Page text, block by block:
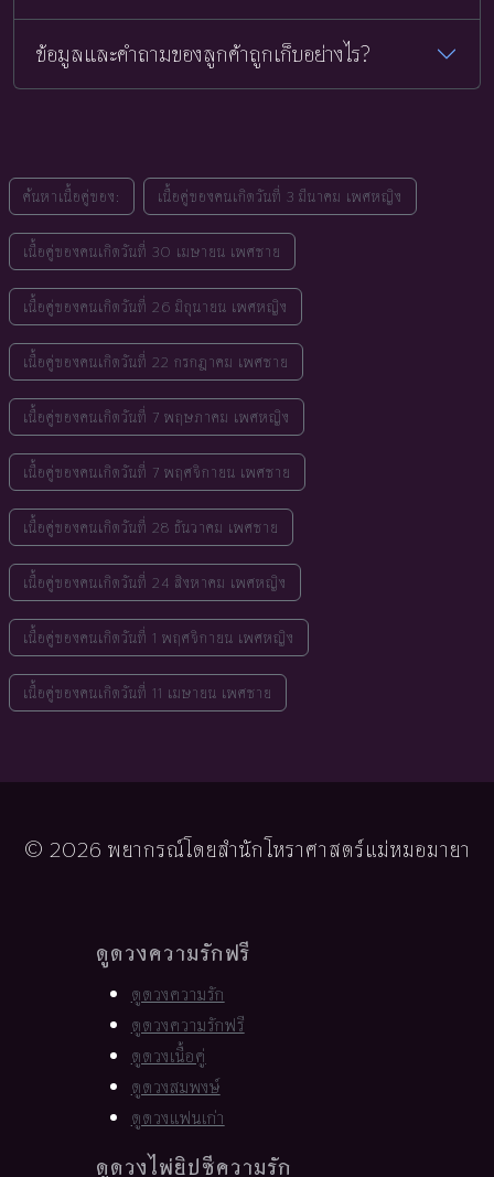
ข้อมูลและคำถามของลูกค้าถูกเก็บอย่างไร?
ค้นหาเนื้อคู่ของ: เนื้อคู่ของคนเกิดวันที่ 3 มีนาคม เพศหญิง
เนื้อคู่ของคนเกิดวันที่ 30 เมษายน เพศชาย
เนื้อคู่ของคนเกิดวันที่ 26 มิถุนายน เพศหญิง
เนื้อคู่ของคนเกิดวันที่ 22 กรกฎาคม เพศชาย
เนื้อคู่ของคนเกิดวันที่ 7 พฤษภาคม เพศหญิง
เนื้อคู่ของคนเกิดวันที่ 7 พฤศจิกายน เพศชาย
เนื้อคู่ของคนเกิดวันที่ 28 ธันวาคม เพศชาย
เนื้อคู่ของคนเกิดวันที่ 24 สิงหาคม เพศหญิง
เนื้อคู่ของคนเกิดวันที่ 1 พฤศจิกายน เพศหญิง
เนื้อคู่ของคนเกิดวันที่ 11 เมษายน เพศชาย
© 2026 พยากรณ์โดยสำนักโหราศาสตร์แม่หมอมายา
ดูดวงความรักฟรี
ดูดวงความรัก
ดูดวงความรักฟรี
ดูดวงเนื้อคู่
ดูดวงสมพงษ์
ดูดวงแฟนเก่า
ดูดวงไพ่ยิปซีความรัก